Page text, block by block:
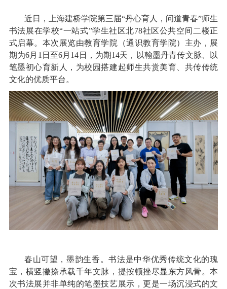
近日
，上海建桥学院第三届“丹心育人，问道青春”师生
书法展在学校“一站式”学生社区北78社区公共空间二楼正
式启幕。本次展览由教育学院（通识教育学院）主办，展
期为6月1日至6月14日，为期14天，以翰墨丹青传文脉、以
笔墨初心育新人，为校园搭建起师生共赏美育、共传传统
文化的优质平台。
春山可望，墨韵生香。书法是中华优秀传统文化的瑰
宝，横竖撇捺承载千年文脉，提按顿挫尽显东方风骨。本
次书法展并非单纯的笔墨技艺展示，更是一场沉浸式的文